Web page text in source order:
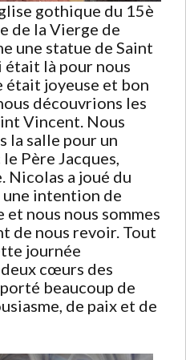
gothique du 15è
de la Vierge de
une statue de Saint
était là pour nous
était joyeuse et bon
découvrions les
Vincent. Nous
la salle pour un
Père Jacques,
Nicolas a joué du
une intention de
nous nous sommes
de nous revoir. Tout
journée
cœurs des
beaucoup de
de paix et de